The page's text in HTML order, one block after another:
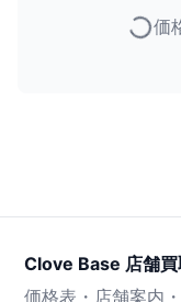
価
Clove Base 店舗買
価格表・店舗案内